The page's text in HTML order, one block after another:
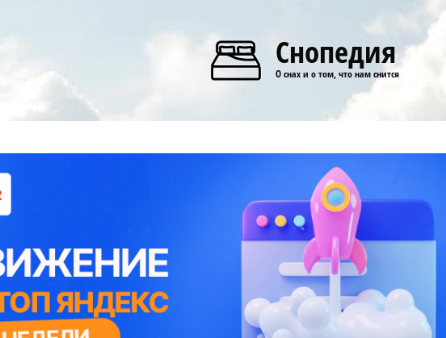
Снопедия
О снах и о том, что нам снится